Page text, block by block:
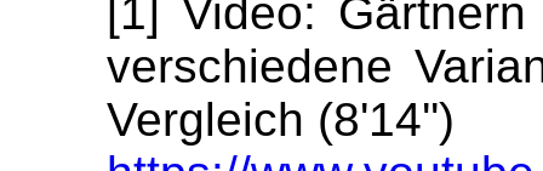
[1] Video:
verschiedene
Vergleich (8'14'')